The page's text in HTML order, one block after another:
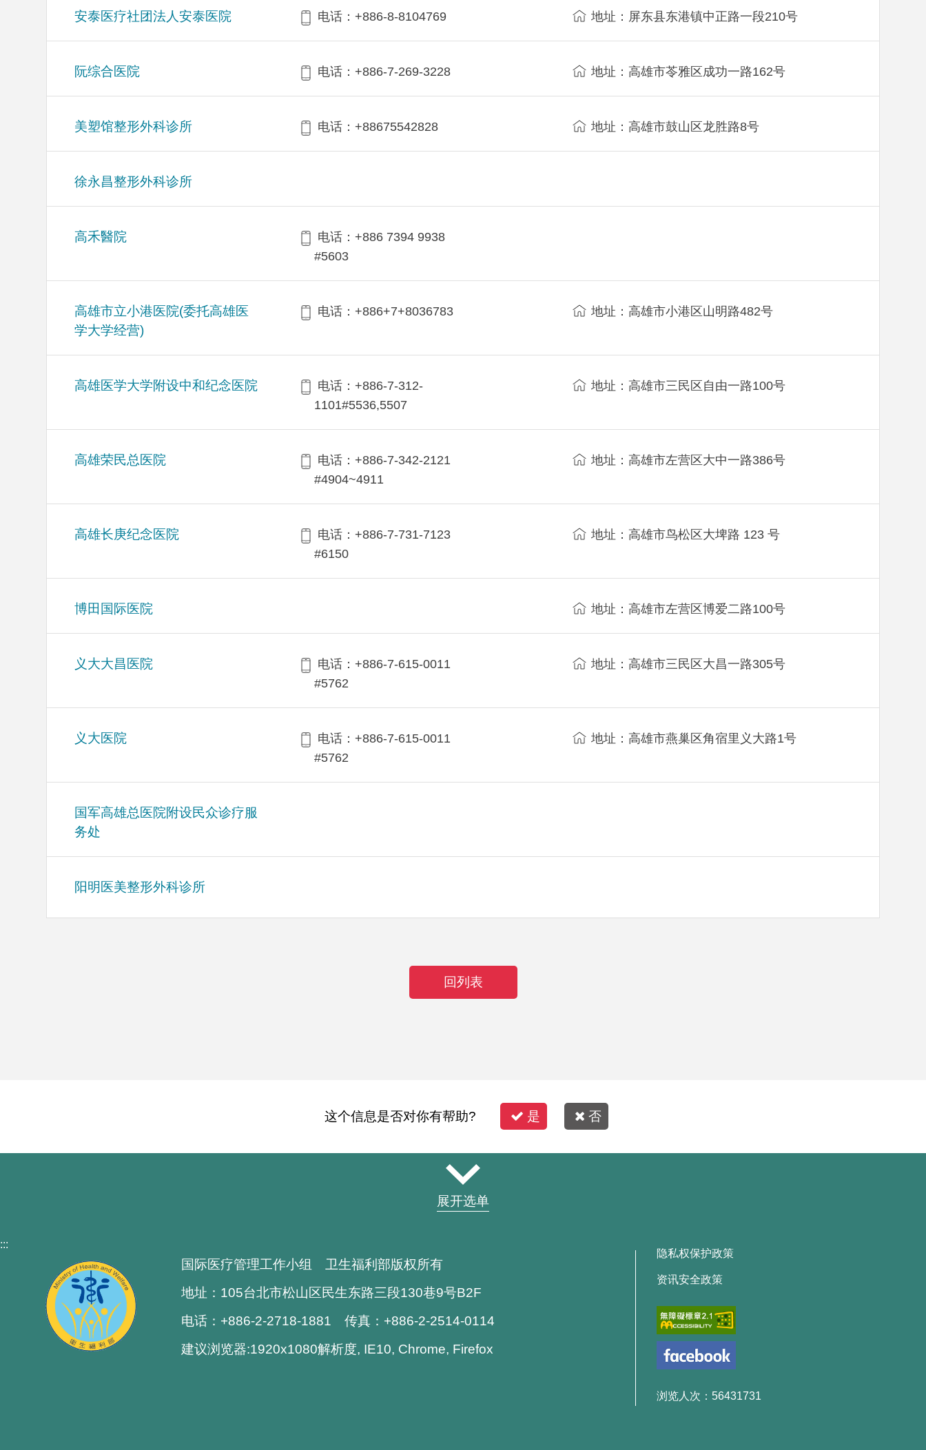
安泰医疗社团法人安泰医院 电话：+886-8-8104769 地址：屏东县东港镇中正路一段210号
阮综合医院 电话：+886-7-269-3228 地址：高雄市苓雅区成功一路162号
美塑馆整形外科诊所 电话：+88675542828 地址：高雄市鼓山区龙胜路8号
徐永昌整形外科诊所
高禾醫院
电话：+886 7394 9938
#5603
高雄市立小港医院(委托高雄医
学大学经营)
电话：+886+7+8036783 地址：高雄市小港区山明路482号
高雄医学大学附设中和纪念医院
电话：+886-7-312-
1101#5536,5507
地址：高雄市三民区自由一路100号
高雄荣民总医院
电话：+886-7-342-2121
#4904~4911
地址：高雄市左营区大中一路386号
高雄长庚纪念医院
电话：+886-7-731-7123
#6150
地址：高雄市鸟松区大埤路 123 号
博田国际医院 地址：高雄市左营区博爱二路100号
义大大昌医院
电话：+886-7-615-0011
#5762
地址：高雄市三民区大昌一路305号
义大医院
电话：+886-7-615-0011
#5762
地址：高雄市燕巢区角宿里义大路1号
国军高雄总医院附设民众诊疗服
务处
阳明医美整形外科诊所
回列表
这个信息是否对你有帮助? 是 否
展开选单
:::
国际医疗管理工作小组 卫生福利部版权所有
地址：105台北市松山区民生东路三段130巷9号B2F
电话：+886-2-2718-1881 传真：+886-2-2514-0114
建议浏览器:1920x1080解析度, IE10, Chrome, Firefox
隐私权保护政策
资讯安全政策
浏览人次：56431731